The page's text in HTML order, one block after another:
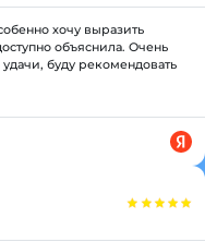
хочу выразить
объяснила. Очень
удачи, буду рекомендовать